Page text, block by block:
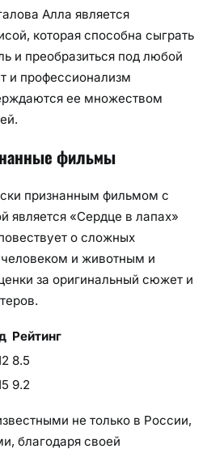
Алла является
которая способна сыграть
и преобразиться под любой
и профессионализм
ее множеством
фильмы
признанным фильмом с
является «Сердце в лапах»
о сложных
и животным и
за оригинальный сюжет и
Рейтинг
8.5
9.2
не только в России,
благодаря своей